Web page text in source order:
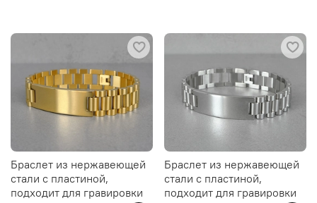
Браслет из нержавеющей
стали с пластиной,
подходит для гравировки
Браслет из нержавеющей
стали с пластиной,
подходит для гравировки